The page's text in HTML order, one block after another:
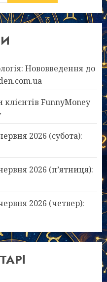
Нововведення до
FunnyMoney
2026 (субота):
2026 (п’ятниця):
2026 (четвер):